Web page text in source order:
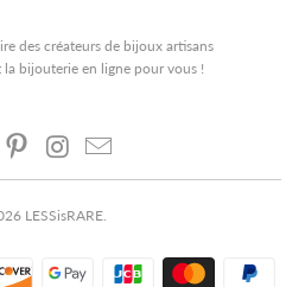
des créateurs de bijoux artisans
la bijouterie en ligne pour vous !
LESSisRARE.